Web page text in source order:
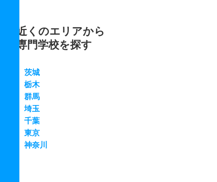
近くのエリアから
専門学校を探す
茨城
栃木
群馬
埼玉
千葉
東京
神奈川